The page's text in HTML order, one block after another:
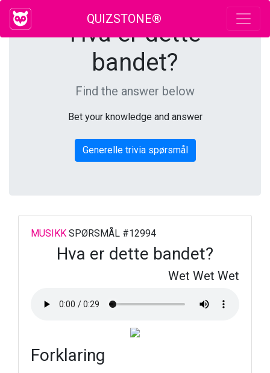
QUIZSTONE®
Hva er dette
bandet?
Find the answer below
Bet your knowledge and answer
Generelle trivia spørsmål
MUSIKK SPØRSMÅL #12994
Hva er dette bandet?
Wet Wet Wet
Forklaring